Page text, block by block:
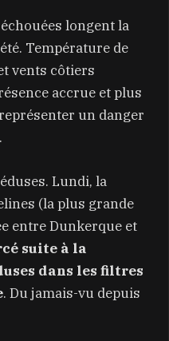
longent la
Température de
vents côtiers
accrue et plus
un danger
Lundi, la
(la plus grande
entre Dunkerque et
suite à la
dans les filtres
. Du jamais-vu depuis